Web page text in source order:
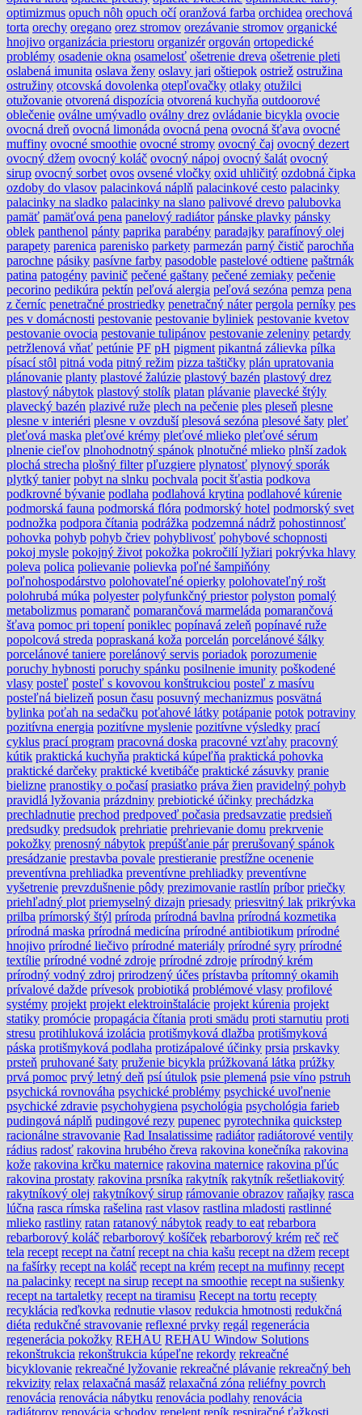
optimizmus opuch nôh opuch očí oranžová farba orchidea orechová
torta orechy oregano orez stromov orezávanie stromov organické
hnojivo organizácia priestoru organizér orgován ortopedické
problémy osadenie okna osamelosť ošetrenie dreva ošetrenie pleti
oslabená imunita oslava ženy oslavy jari oštiepok ostriež ostružina
ostružiny otcovská dovolenka otepľovačky otlaky otužilci
otužovanie otvorená dispozícia otvorená kuchyňa outdoorové
oblečenie oválne umývadlo oválny drez ovládanie bicykla ovocie
ovocná dreň ovocná limonáda ovocná pena ovocná šťava ovocné
muffiny ovocné smoothie ovocné stromy ovocný čaj ovocný dezert
ovocný džem ovocný koláč ovocný nápoj ovocný šalát ovocný
sirup ovocný sorbet ovos ovsené vločky oxid uhličitý ozdobná čipka
ozdoby do vlasov palacinková náplň palacinkové cesto palacinky
palacinky na sladko palacinky na slano palivové drevo palubovka
pamäť pamäťová pena panelový radiátor pánske plavky pánsky
oblek panthenol pánty paprika parabény paradajky parafínový olej
parapety parenica parenisko parkety parmezán parný čistič parochňa
parochne pásiky pasívne farby pasodoble pastelové odtiene paštrnák
patina patogény pavinič pečené gaštany pečené zemiaky pečenie
pecorino pedikúra pektín peľová alergia peľová sezóna pemza pena
z černíc penetračné prostriedky penetračný náter pergola perníky pes
pes v domácnosti pestovanie pestovanie byliniek pestovanie kvetov
pestovanie ovocia pestovanie tulipánov pestovanie zeleniny petardy
petržlenová vňať petúnie PF pH pigment pikantná zálievka pílka
písací stôl pitná voda pitný režim pizza taštičky plán upratovania
plánovanie planty plastové žalúzie plastový bazén plastový drez
plastový nábytok plastový stolík platan plávanie plavecké štýly
plavecký bazén plazivé ruže plech na pečenie ples pleseň plesne
plesne v interiéri plesne v ovzduší plesová sezóna plesové šaty pleť
pleťová maska pleťové krémy pleťové mlieko pleťové sérum
plnenie cieľov plnohodnotný spánok plnotučné mlieko plnší zadok
plochá strecha plošný filter pľuzgiere plynatosť plynový sporák
plytký tanier pobyt na slnku pochvala pocit šťastia podkova
podkrovné bývanie podlaha podlahová krytina podlahové kúrenie
podmorská fauna podmorská flóra podmorský hotel podmorský svet
podnožka podpora čítania podrážka podzemná nádrž pohostinnosť
pohovka pohyb pohyb čriev pohyblivosť pohybové schopnosti
pokoj mysle pokojný život pokožka pokročilí lyžiari pokrývka hlavy
poleva polica polievanie polievka poľné šampiňóny
poľnohospodárstvo polohovateľné opierky polohovateľný rošt
polohrubá múka polyester polyfunkčný priestor polyston pomalý
metabolizmus pomaranč pomarančová marmeláda pomarančová
šťava pomoc pri topení poniklec popínavá zeleň popínavé ruže
popolcová streda popraskaná koža porcelán porcelánové šálky
porcelánové taniere porelánový servis poriadok porozumenie
poruchy hybnosti poruchy spánku posilnenie imunity poškodené
vlasy posteľ posteľ s kovovou konštrukciou posteľ z masívu
posteľná bielizeň posun času posuvný mechanizmus posvätná
bylinka poťah na sedačku poťahové látky potápanie potok potraviny
pozitívna energia pozitívne myslenie pozitívne výsledky prací
cyklus prací program pracovná doska pracovné vzťahy pracovný
kútik praktická kuchyňa praktická kúpeľňa praktická pohovka
praktické darčeky praktické kvetibáče praktické zásuvky pranie
bielizne pranostiky o počasí prasiatko práva žien pravidelný pohyb
pravidlá lyžovania prázdniny prebiotické účinky prechádzka
prechladnutie prechod predpoveď počasia predsavzatie predsieň
predsudky predsudok prehriatie prehrievanie domu prekrvenie
pokožky prenosný nábytok prepúšťanie pár prerušovaný spánok
presádzanie prestavba povale prestieranie prestížne ocenenie
preventívna prehliadka preventívne prehliadky preventívne
vyšetrenie prevzdušnenie pôdy prezimovanie rastlín príbor priečky
priehľadný plot priemyselný dizajn priesady priesvitný lak prikrývka
prilba prímorský štýl príroda prírodná bavlna prírodná kozmetika
prírodná maska prírodná medicína prírodné antibiotikum prírodné
hnojivo prírodné liečivo prírodné materiály prírodné syry prírodné
textílie prírodné vodné zdroje prírodné zdroje prírodný krém
prírodný vodný zdroj prirodzený účes prístavba prítomný okamih
prívalové dažde prívesok probiotiká problémové vlasy profilové
systémy projekt projekt elektroinštalácie projekt kúrenia projekt
statiky promócie propagácia čítania proti smädu proti starnutiu proti
stresu protihluková izolácia protišmyková dlažba protišmyková
páska protišmyková podlaha protizápalové účinky prsia prskavky
prsteň pruhované šaty pruženie bicykla prúžkovaná látka prúžky
prvá pomoc prvý letný deň psí útulok psie plemená psie víno pstruh
psychická rovnováha psychické problémy psychické uvoľnenie
psychické zdravie psychohygiena psychológia psychológia farieb
pudingová náplň pudingové rezy pupenec pyrotechnika quickstep
racionálne stravovanie Rad Insalatissime radiátor radiátorové ventily
rádius radosť rakovina hrubého čreva rakovina konečníka rakovina
kože rakovina krčku maternice rakovina maternice rakovina pľúc
rakovina prostaty rakovina prsníka rakytník rakytník rešetliakovitý
rakytníkový olej rakytníkový sirup rámovanie obrazov raňajky rasca
lúčna rasca rímska rašelina rast vlasov rastlina mladosti rastlinné
mlieko rastliny ratan ratanový nábytok ready to eat rebarbora
rebarborový koláč rebarborový košíček rebarborový krém reč reč
tela recept recept na čatní recept na chia kašu recept na džem recept
na fašírky recept na koláč recept na krém recept na mufinny recept
na palacinky recept na sirup recept na smoothie recept na sušienky
recept na tartaletky recept na tiramisu Recept na tortu recepty
recyklácia reďkovka rednutie vlasov redukcia hmotnosti redukčná
diéta redukčné stravovanie reflexné prvky regál regenerácia
regenerácia pokožky REHAU REHAU Window Solutions
rekonštrukcia rekonštrukcia kúpeľne rekordy rekreačné
bicyklovanie rekreačné lyžovanie rekreačné plávanie rekreačný beh
rekvizity relax relaxačná masáž relaxačná zóna reliéfny povrch
renovácia renovácia nábytku renovácia podlahy renovácia
radiátorov renovácia schodov repelent repík respiračné ťažkosti